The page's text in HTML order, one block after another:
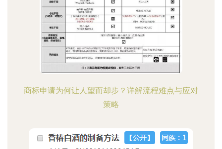
商标申请为何让人望而却步？详解流程难点与应对
策略